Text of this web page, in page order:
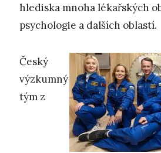
hlediska mnoha lékařských
psychologie a dalších oblastí.
Český
výzkumný
tým z